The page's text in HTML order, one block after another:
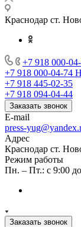
Краснодар ст.
+7 918 000-
+7 918 000-04-74
+7 918 445-02-35
+7 918 094-04-44
Заказать звонок
E-mail
press-
Адрес
Краснодар ст.
Режим работы
Пн. – Пт.: с 9:00
Заказать звонок